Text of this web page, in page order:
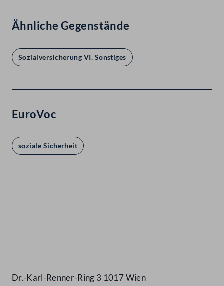
Ähnliche Gegenstände
Sozialversicherung VI. Sonstiges
EuroVoc
soziale Sicherheit
Dr.-Karl-Renner-Ring 3 1017 Wien